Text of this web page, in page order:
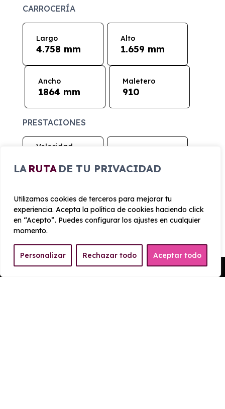
LA RUTA DE TU PRIVACIDAD
Utilizamos cookies de terceros para mejorar tu
experiencia. Acepta la política de cookies haciendo click
en “Acepto”. Puedes configurar los ajustes en cualquier
momento.
Personalizar Rechazar todo Aceptar todo
CARROCERÍA
Largo
4.758 mm
Alto
1.659 mm
Ancho
1864 mm
Maletero
910
PRESTACIONES
Velocidad
205 km/h 1.968 cc
Aceleración
10 seg
Tracción
Delantera
CONSUMO Y EMISIONES
Emisiones
Pedir Presupuesto